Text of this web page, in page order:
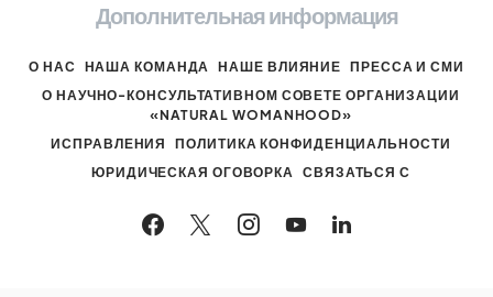
Дополнительная информация
О НАС НАША КОМАНДА НАШЕ ВЛИЯНИЕ
ПРЕССА И СМИ
О НАУЧНО-КОНСУЛЬТАТИВНОМ СОВЕТЕ ОРГАНИЗАЦИИ
«NATURAL WOMANHOOD»
ИСПРАВЛЕНИЯ
ПОЛИТИКА КОНФИДЕНЦИАЛЬНОСТИ
ЮРИДИЧЕСКАЯ ОГОВОРКА
СВЯЗАТЬСЯ С